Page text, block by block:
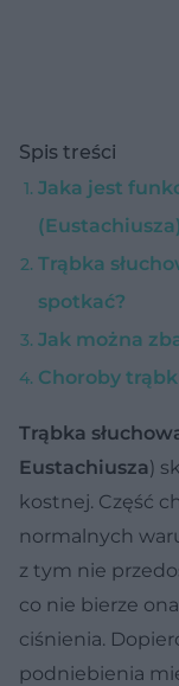
Spis treści
Jaka jest
Trąbka
spotkać?
Jak można
Choroby
Trąbka
Eustachiusza)
kostnej. Część
normalnych
z tym nie
co nie bierze
ciśnienia.
podniebienia